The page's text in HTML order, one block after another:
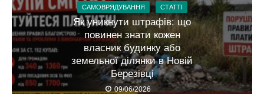
САМОВРЯДУВАННЯ СТАТТІ
Як уникнути штрафів: що
повинен знати кожен
власник будинку або
земельної ділянки в Новій
Березівці
09/06/2026